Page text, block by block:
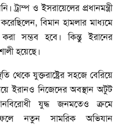
ট্রাম্প ও ইসরায়েলের প্রধানমন্ত্রী
বিমান হামলার মাধ্যমে
সম্ভব হবে। কিন্তু ইরানের
হয়েছে।
থেকে যুক্তরাষ্ট্রের সহজে বেরিয়ে
ইরানও নিজেদের অবস্থান অটুট
যুদ্ধ জনমতেও ক্রমে
নতুন সামরিক অভিযান